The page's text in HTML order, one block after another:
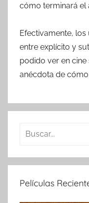
cómo terminará el
Efectivamente,
entre explícito y
podido ver en cine
anécdota de
s
a
Películas